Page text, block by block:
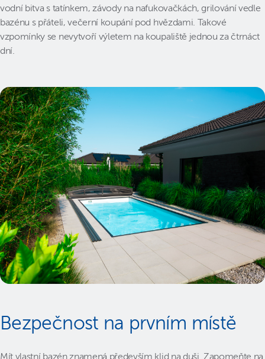
vodní bitva s tatínkem, závody na nafukovačkách, grilování vedle
bazénu s přáteli, večerní koupání pod hvězdami. Takové
vzpomínky se nevytvoří výletem na koupaliště jednou za čtrnáct
dní.
Bezpečnost na prvním místě